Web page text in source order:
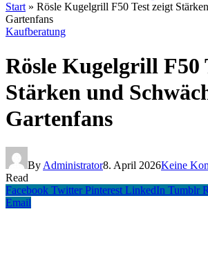
Start » Rösle Kugelgrill F50 Test zeigt
Gartenfans
Kaufberatung
Rösle Kugelgrill F50
Stärken und
Gartenfans
By Administrator8. April 2026Keine
Read
Facebook Twitter Pinterest LinkedIn Tumblr
Email